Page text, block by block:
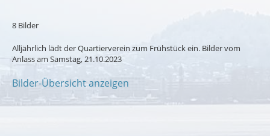
8 Bilder
Alljährlich lädt der Quartierverein zum Frühstück ein. Bilder vom
Anlass am Samstag, 21.10.2023
Bilder-Übersicht anzeigen